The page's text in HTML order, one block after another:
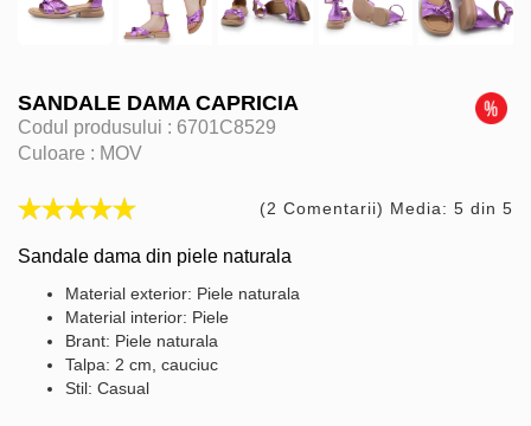
SANDALE DAMA CAPRICIA
Codul produsului : 6701C8529
Culoare : MOV
(2 Comentarii) Media: 5 din 5
Sandale dama din piele naturala
Material exterior: Piele naturala
Material interior: Piele
Brant: Piele naturala
Talpa: 2 cm, cauciuc
Stil: Casual